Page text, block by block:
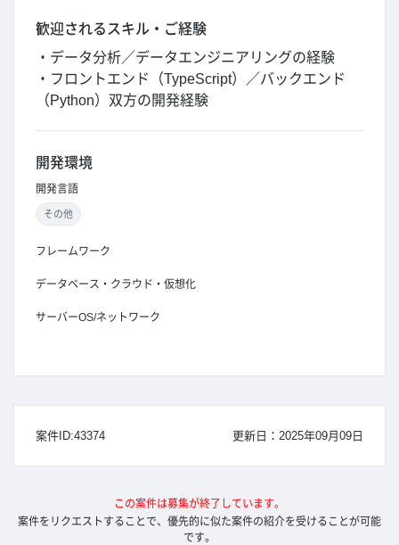
歓迎されるスキル・ご経験
・データ分析／データエンジニアリングの経験
・フロントエンド（TypeScript）／バックエンド
（Python）双方の開発経験
開発環境
開発言語
その他
フレームワーク
データベース・クラウド・仮想化
サーバーOS/ネットワーク
更新日：2025年09月09日
案件ID:43374
この案件は募集が終了しています。
案件をリクエストすることで、優先的に似た案件の紹介を受けることが可能
です。